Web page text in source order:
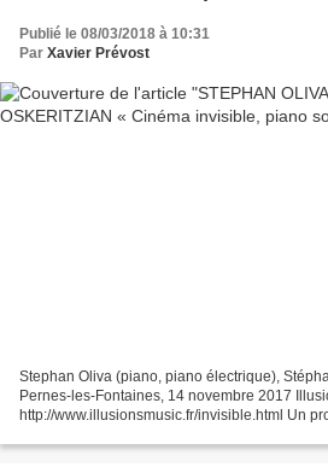
Publié le 08/03/2018 à 10:31
Par Xavier Prévost
Stephan Oliva (piano, piano électrique),
Pernes-les-Fontaines, 14 novembre 2017
http://www.illusionsmusic.fr/invisible.html Un